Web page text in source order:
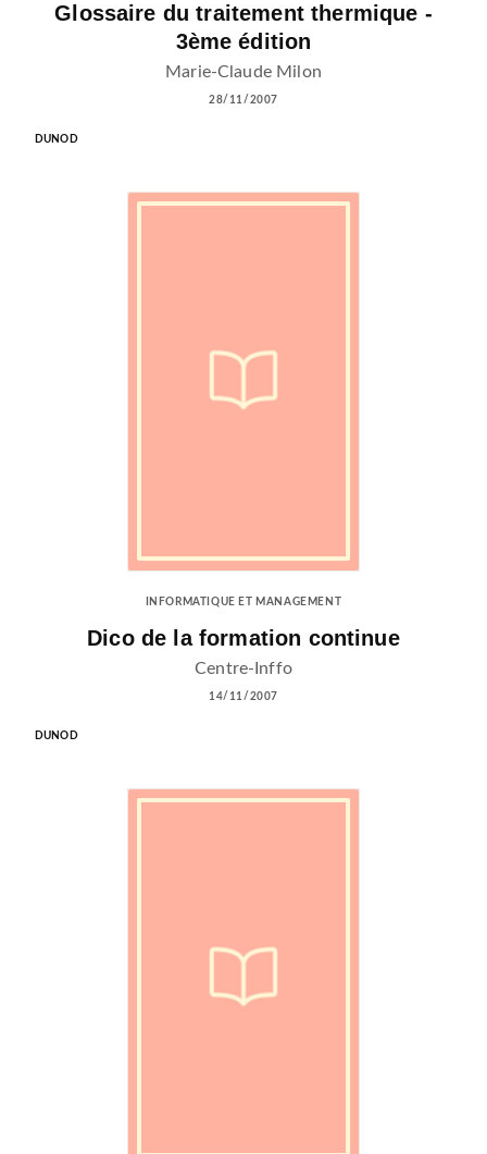
Glossaire du traitement thermique -
3ème édition
Marie-Claude Milon
28/11/2007
DUNOD
INFORMATIQUE ET MANAGEMENT
Dico de la formation continue
Centre-Inffo
14/11/2007
DUNOD